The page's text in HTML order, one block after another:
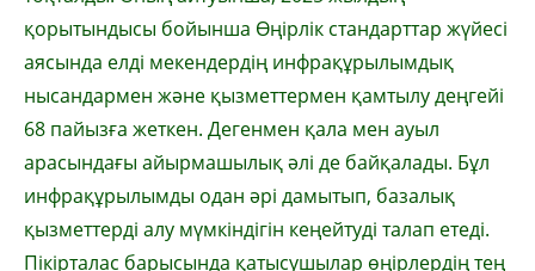
қорытындысы бойынша Өңірлік стандарттар жүйесі
аясында елді мекендердің инфрақұрылымдық
нысандармен және қызметтермен қамтылу деңгейі
68 пайызға жеткен. Дегенмен қала мен ауыл
арасындағы айырмашылық әлі де байқалады. Бұл
инфрақұрылымды одан әрі дамытып, базалық
қызметтерді алу мүмкіндігін кеңейтуді талап етеді.
Пікірталас барысында қатысушылар өңірлердің тең